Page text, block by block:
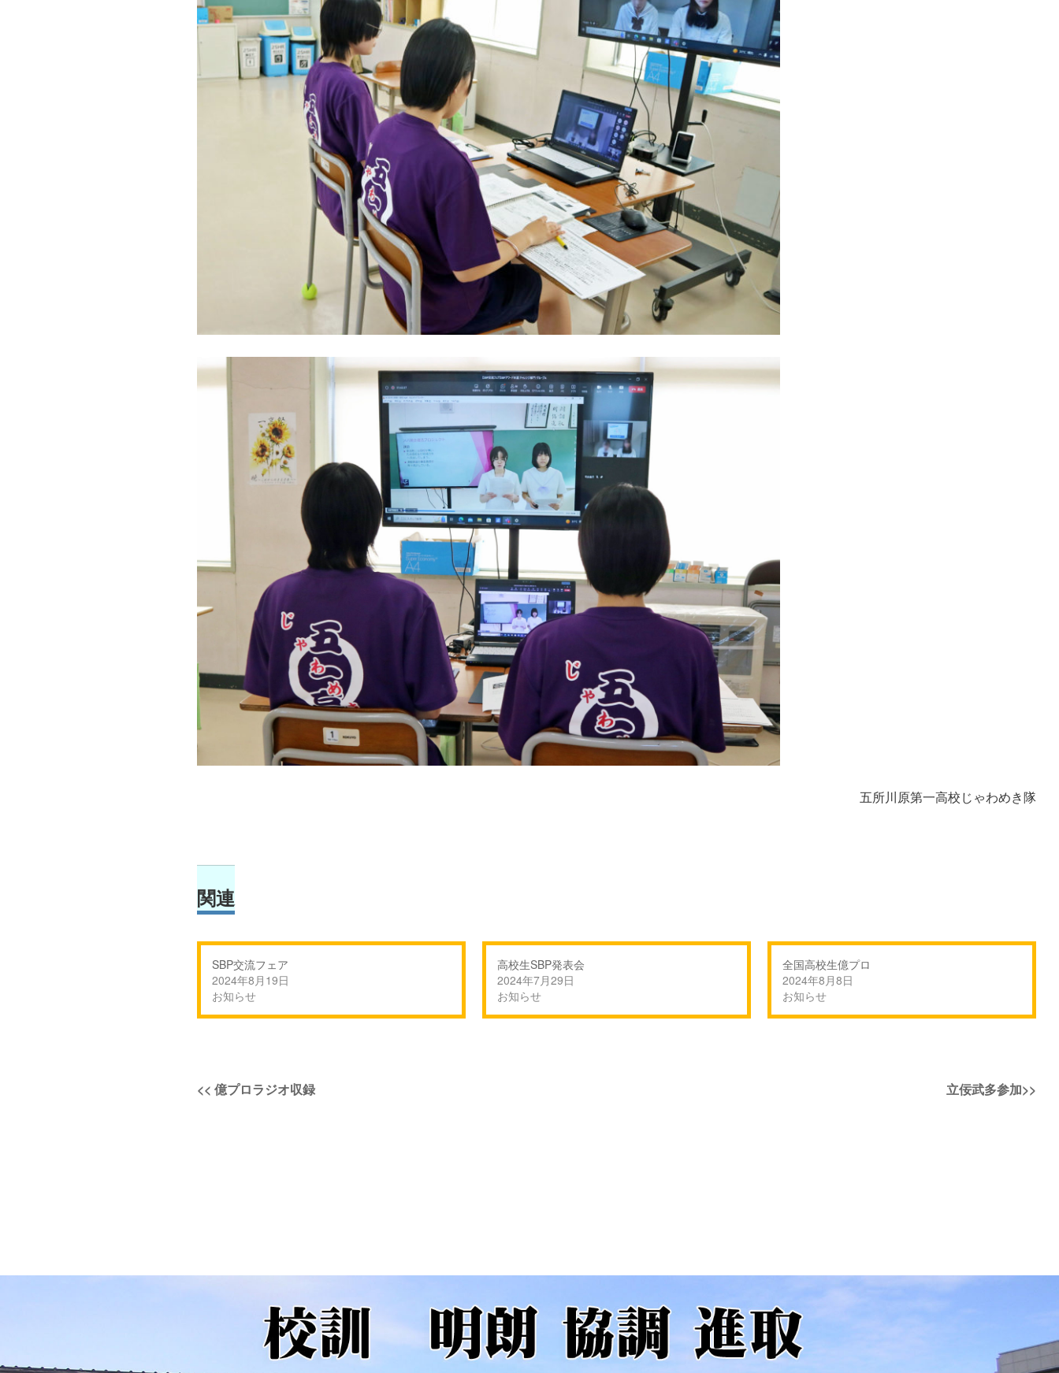
五所川原第一高校じゃわめき隊
関連
SBP交流フェア
2024年8月19日
お知らせ
高校生SBP発表会
2024年7月29日
お知らせ
全国高校生億プロ
2024年8月8日
お知らせ
投
<< 過
億プロラジオ収録
次
立佞武多参加>>